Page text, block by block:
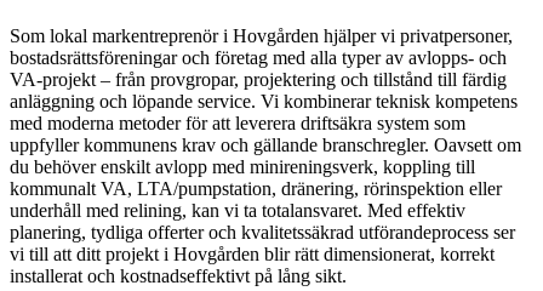
Som lokal markentreprenör i Hovgården hjälper vi privatpersoner,
bostadsrättsföreningar och företag med alla typer av avlopps- och
VA-projekt – från provgropar, projektering och tillstånd till färdig
anläggning och löpande service. Vi kombinerar teknisk kompetens
med moderna metoder för att leverera driftsäkra system som
uppfyller kommunens krav och gällande branschregler. Oavsett om
du behöver enskilt avlopp med minireningsverk, koppling till
kommunalt VA, LTA/pumpstation, dränering, rörinspektion eller
underhåll med relining, kan vi ta totalansvaret. Med effektiv
planering, tydliga offerter och kvalitetssäkrad utförandeprocess ser
vi till att ditt projekt i Hovgården blir rätt dimensionerat, korrekt
installerat och kostnadseffektivt på lång sikt.